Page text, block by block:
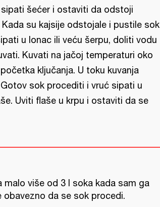
sipati šećer i ostaviti da odstoji
su kajsije odstojale i pustile sok
u lonac ili veću šerpu, doliti vodu
Kuvati na jačoj temperaturi oko
ključanja. U toku kuvanja
sok procediti i vruć sipati u
Uviti flaše u krpu i ostaviti da se
malo više od 3 l soka kada sam ga
obavezno da se sok procedi.